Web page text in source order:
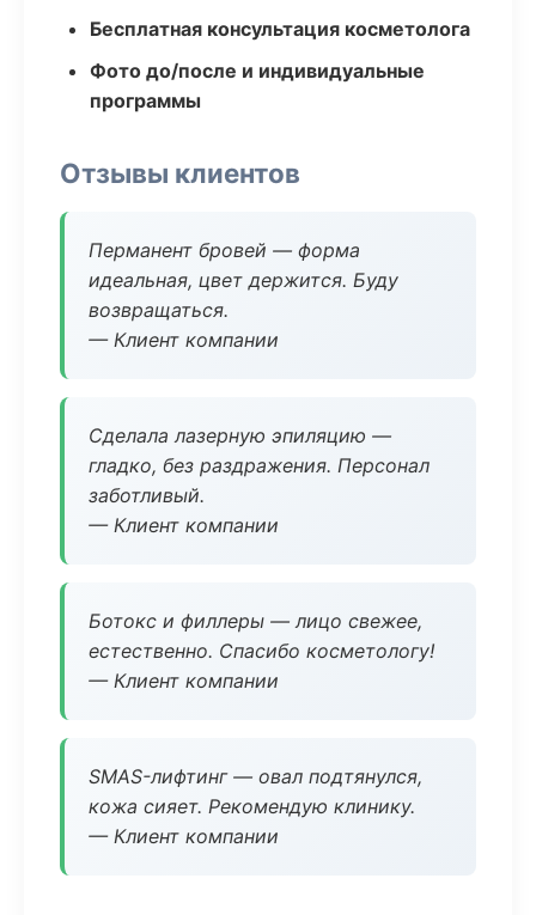
Бесплатная консультация косметолога
Фото до/после и индивидуальные
программы
Отзывы клиентов
Перманент бровей — форма
идеальная, цвет держится. Буду
возвращаться.
— Клиент компании
Сделала лазерную эпиляцию —
гладко, без раздражения. Персонал
заботливый.
— Клиент компании
Ботокс и филлеры — лицо свежее,
естественно. Спасибо косметологу!
— Клиент компании
SMAS-лифтинг — овал подтянулся,
кожа сияет. Рекомендую клинику.
— Клиент компании